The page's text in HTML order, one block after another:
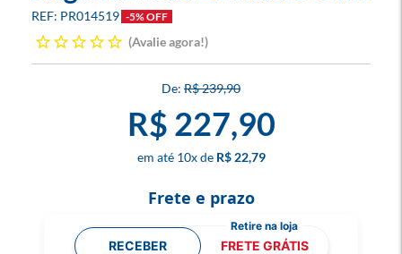
PR014519 -5% OFF
Avalie agora!
R$ 239,90
R$ 227,90
10x R$ 22,79
Frete e prazo
RECEBER FRETE GRÁTIS